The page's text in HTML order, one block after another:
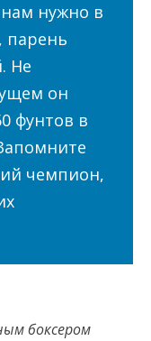
нужно в
парень
Не
он
фунтов в
чемпион,
боксером